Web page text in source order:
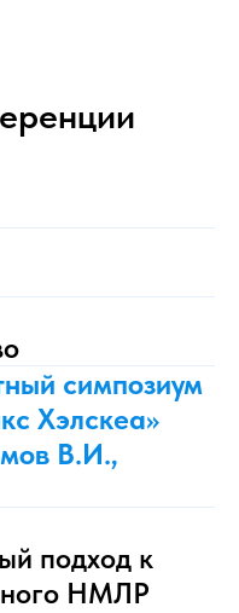
симпозиум
Хэлскеа»
В.И.,
подход к
НМЛР